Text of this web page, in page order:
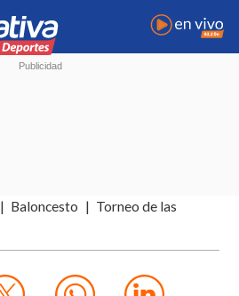
Baloncesto
Torneo de las